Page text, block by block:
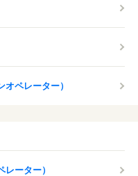
ペレーター）
ーター）